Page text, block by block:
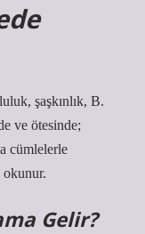
şaşkınlık, B.
ve ötesinde;
cümlelerle
Gelir?